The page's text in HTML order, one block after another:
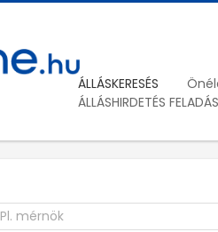
ÁLLÁSKERESÉS
ÁLLÁSHIRDETÉS FELADÁS